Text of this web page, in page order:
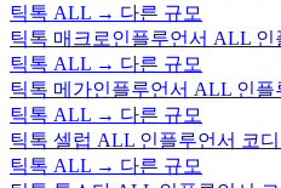
틱톡 ALL → 다른 규모
틱톡 매크로인플루언서 ALL 인
틱톡 ALL → 다른 규모
틱톡 메가인플루언서 ALL 인플
틱톡 ALL → 다른 규모
틱톡 셀럽 ALL 인플루언서 코
틱톡 ALL → 다른 규모